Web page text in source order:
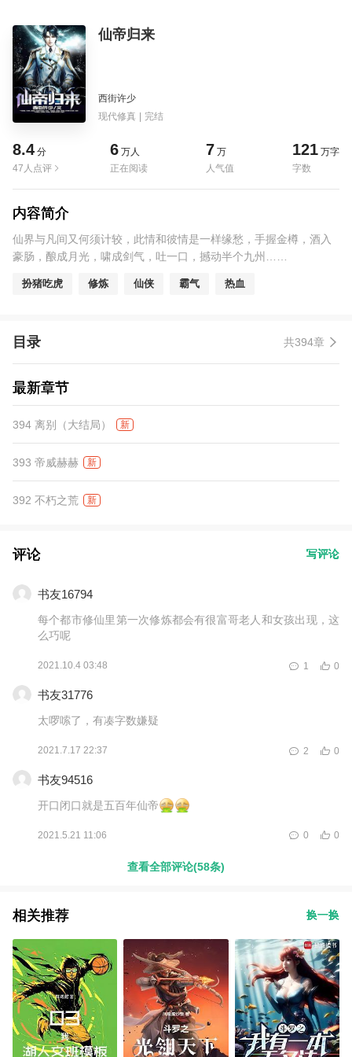
仙帝归来
西街许少
现代修真 | 完结
8.4 分
47人点评
6 万人
正在阅读
7 万
人气值
121 万字
字数
内容简介
仙界与凡间又何须计较，此情和彼情是一样缘愁，手握金樽，酒入
豪肠，酿成月光，啸成剑气，吐一口，撼动半个九州……
扮猪吃虎 修炼 仙侠 霸气 热血
目录 共394章
最新章节
394 离别（大结局） 新
393 帝威赫赫 新
392 不朽之荒 新
评论 写评论
书友16794
每个都市修仙里第一次修炼都会有很富哥老人和女孩出现，这
么巧呢
2021.10.4 03:48 0
1
书友31776
太啰嗦了，有凑字数嫌疑
2021.7.17 22:37 0
2
书友94516
开口闭口就是五百年仙帝
2021.5.21 11:06 0
0
查看全部评论(58条)
相关推荐 换一换